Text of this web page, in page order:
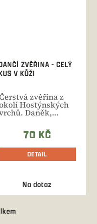
Na dotaz
ZVĚŘINA - CELÝ
V KŮŽI
zvěřina z
Hostýnských
Daněk,
daněla, danče ve
váze 15-55...
70 KČ
DETAIL